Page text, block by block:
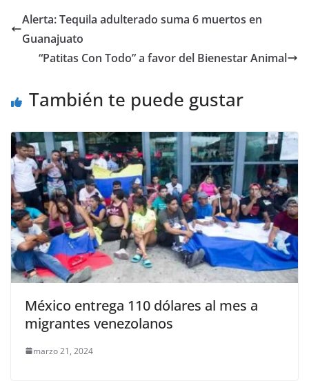
e
b
o
k
er l s
p
y
n
gr
m
e
Alerta: Tequila adulterado suma 6 muertos en
Guanajuato
“Patitas Con Todo” a favor del Bienestar Animal
También te puede gustar
México entrega 110 dólares al mes a
migrantes venezolanos
marzo 21, 2024